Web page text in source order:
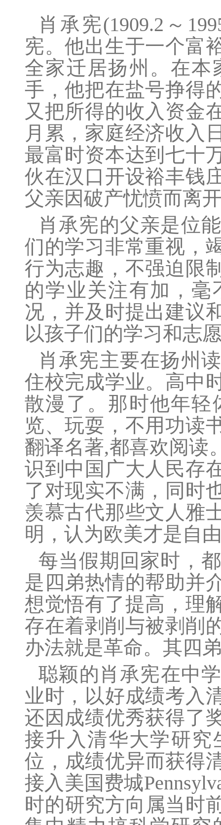
肖承宪(1909.2～
宪。他出生于一个富
全家迁居扬州。在
手，他把在盐号挣得
又把所得的收入资金
月累，家庭经济收入
最富时资本达到七十
伙在汉口开设裕丰钱
父亲因破产忧愤而离
肖承宪的父亲是位
们的学习非常重视，
行为志趣，不强迫限
的学业关注有加，
况，并及时提出建议
以孩子们的学习和志
肖承宪主要在扬州
住校完成学业。高中
散漫了。那时他年轻
览、玩耍，不用功读
翻译名著,都喜欢阅读
识到中国广大人民存
了对现实不满，同时
羡慕古代那些文人雅
明，认为欧美才是自
每当假期回家时，
是四弟热情的帮助并
想觉悟有了提高，理
存在着剥削与被剥削
办法就是革命。其四
聪颖的肖承宪在中
业时，以好成绩考入
还因成绩优秀获得了
接升入清华大学研究
位，成绩优异而获得
接入美国费城
时的研究方向属当时